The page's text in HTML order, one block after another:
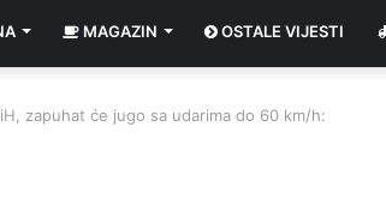
MAGAZIN OSTALE VIJESTI
zapuhat će jugo sa udarima do 60 km/h: